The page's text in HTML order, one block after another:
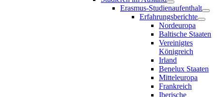
Erasmus-Studienaufenthalt
Erfahrungsberichte
Nordeuropa
Baltische Staaten
Vereinigtes
Königreich
Irland
Benelux Staaten
Mitteleuropa
Frankreich
Iberische